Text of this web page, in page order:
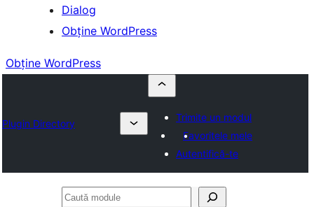
Dialog
Obține WordPress
Obține WordPress
Plugin Directory
Trimite un modul
Favoritele mele
Autentifică-te
Caută